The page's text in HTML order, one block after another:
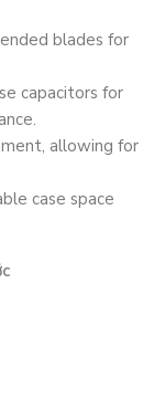
blades for
capacitors for
allowing for
case space